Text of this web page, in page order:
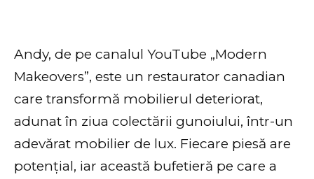
Andy, de pe canalul YouTube „Modern
Makeovers”, este un restaurator canadian
care transformă mobilierul deteriorat,
adunat în ziua colectării gunoiului, într-un
adevărat mobilier de lux. Fiecare piesă are
potențial, iar această bufetieră pe care a